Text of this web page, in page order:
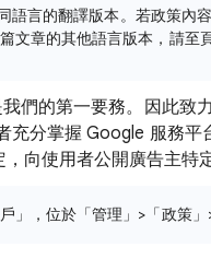
言的翻譯版本。若政策內
章的其他語言版本，請至
們的第一要務。因此致
分掌握 Google 服務
向使用者公開廣告主特
」，位於「管理」>「政策」